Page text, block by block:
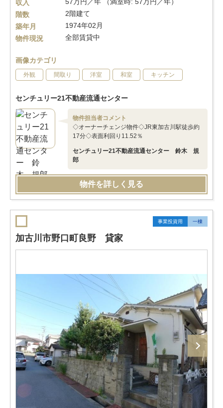
収入
階数
2階建て
築年月
1974年02月
物件現況
全部賃貸中
画像カテゴリ
外観 間取り 洋室 和室 キッチン
センチュリー21不動産流通センター
物件担当者コメント
◇オーナーチェンジ物件◇JR東加古川駅徒歩約
17分◇表面利回り11.52％
センチュリー21不動産流通センター 鈴木 規
郎
物件を詳しく見る
事業投資用 一棟
加古川市野口町良野 貸家